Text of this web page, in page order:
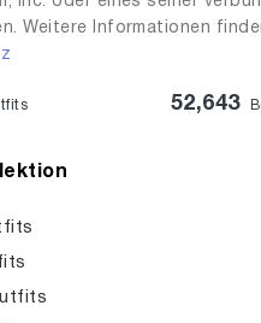
Weitere Informationen
52,643